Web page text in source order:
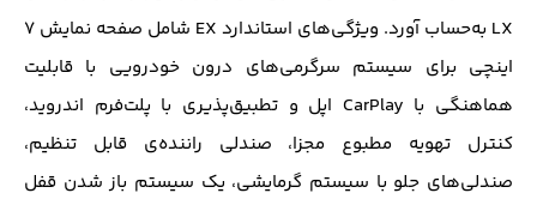
LX به‌حساب آورد. ویژگی‌های استاندارد EX شامل صفحه نمایش ۷
اینچی برای سیستم سرگرمی‌های درون خودرویی با قابلیت
هماهنگی با CarPlay اپل و تطبیق‌پذیری با پلت‌فرم اندروید،
کنترل تهویه مطبوع مجزا، صندلی راننده‌ی قابل تنظیم،
صندلی‌های جلو با سیستم گرمایشی، یک سیستم باز شدن قفل